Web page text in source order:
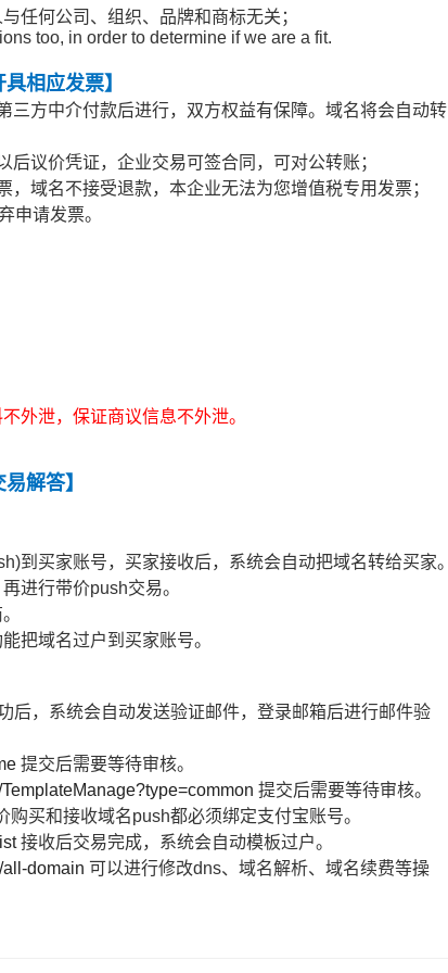
任何公司、组织、品牌和商标无关；
too, in order to determine if we are a fit.
具相应发票】
三方中介付款后进行，双方权益有保障。域名将会自动转
议价凭证，企业交易可签合同，可对公转账；
，域名不接受退款，本企业无法为您增值税专用发票；
申请发票。
外泄，保证商议信息不外泄。
易解答】
到买家账号，买家接收后，系统会自动把域名转给买家。
进行带价push交易。
把域名过户到买家账号。
后，系统会自动发送验证邮件，登录邮箱后进行邮件验
提交后需要等待审核。
提交后需要等待审核。
购买和接收域名push都必须绑定支付宝账号。
接收后交易完成，系统会自动模板过户。
domain 可以进行修改dns、域名解析、域名续费等操